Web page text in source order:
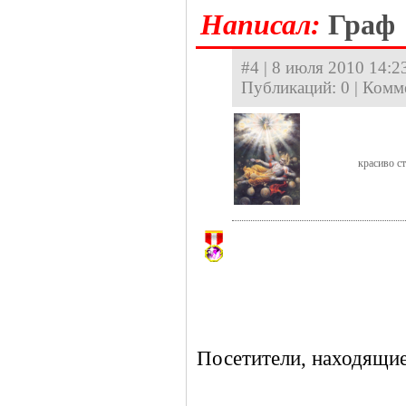
Hаписал: Граф
#4 | 8 июля 2010
Публикаций: 0 |
красиво
Посетители,